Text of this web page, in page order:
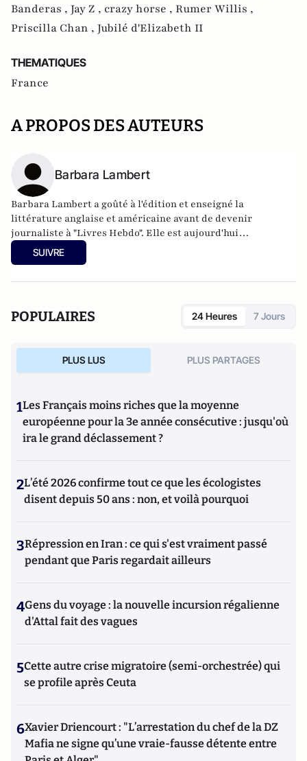
Banderas , Jay Z , crazy horse , Rumer Willis ,
Priscilla Chan , Jubilé d'Elizabeth II
THEMATIQUES
France
A PROPOS DES AUTEURS
Barbara Lambert
Barbara Lambert a goûté à l'édition et enseigné la
littérature anglaise et américaine avant de devenir
journaliste à "Livres Hebdo". Elle est aujourd'hui
responsable des rubriques société/idées d'Atlantico.fr.
SUIVRE
POPULAIRES 24 Heures 7 Jours
PLUS LUS PLUS PARTAGES
1Les Français moins riches que la moyenne
européenne pour la 3e année consécutive : jusqu'où
ira le grand déclassement ?
2L’été 2026 confirme tout ce que les écologistes
disent depuis 50 ans : non, et voilà pourquoi
3Répression en Iran : ce qui s'est vraiment passé
pendant que Paris regardait ailleurs
4Gens du voyage : la nouvelle incursion régalienne
d'Attal fait des vagues
5Cette autre crise migratoire (semi-orchestrée) qui
se profile après Ceuta
6Xavier Driencourt : "L’arrestation du chef de la DZ
Mafia ne signe qu’une vraie-fausse détente entre